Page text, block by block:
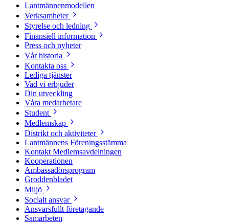
Lantmännenmodellen
Verksamheter
Styrelse och ledning
Finansiell information
Press och nyheter
Vår historia
Kontakta oss
Lediga tjänster
Vad vi erbjuder
Din utveckling
Våra medarbetare
Student
Medlemskap
Distrikt och aktiviteter
Lantmännens Föreningsstämma
Kontakt Medlemsavdelningen
Kooperationen
Ambassadörsprogram
Groddenbladet
Miljö
Socialt ansvar
Ansvarsfullt företagande
Samarbeten